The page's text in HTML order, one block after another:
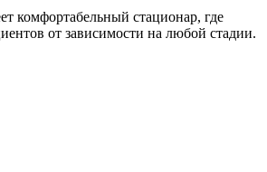
комфортабельный стационар, где
от зависимости на любой стадии.